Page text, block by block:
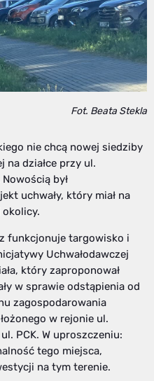
Fot. Beata Stekla
nie chcą nowej siedziby
na działce przy ul.
był
uchwały, który miał na
funkcjonuje targowisko i
Uchwałodawczej
który zaproponował
w sprawie odstąpienia od
zagospodarowania
w rejonie ul.
PCK. W uproszczeniu:
tego miejsca,
na tym terenie.